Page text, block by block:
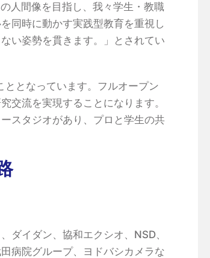
人間像を目指し、我々学生・教職
同時に動かす実践型教育を重視し
い姿勢を貫きます。」とされてい
となっています。フルオープン
交流を実現することになります。
スタジオがあり、プロと学生の共
ダイダン、協和エクシオ、NSD、
病院グループ、ヨドバシカメラな